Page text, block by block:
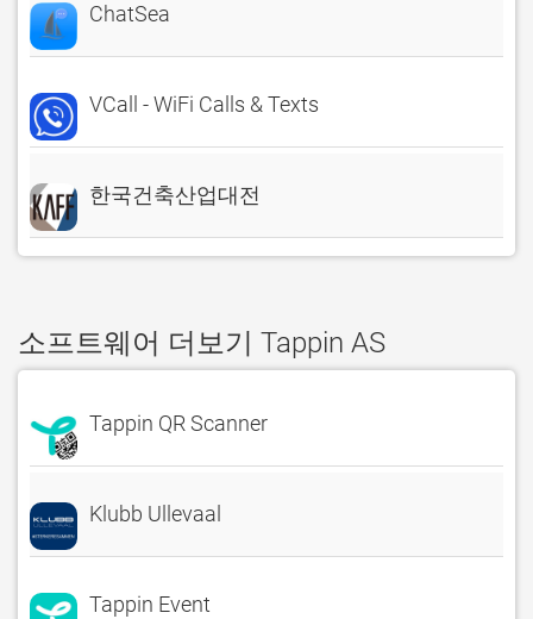
ChatSea
VCall - WiFi Calls & Texts
한국건축산업대전
소프트웨어 더보기 Tappin AS
Tappin QR Scanner
Klubb Ullevaal
Tappin Event